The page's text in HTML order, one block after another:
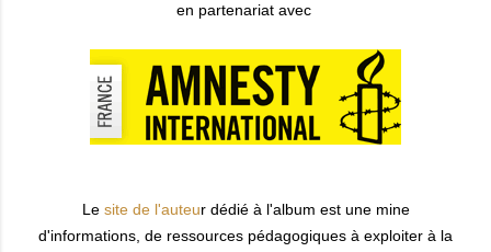
en partenariat avec
Le site de l'auteur dédié à l'album est une mine
d'informations, de ressources pédagogiques à exploiter à la